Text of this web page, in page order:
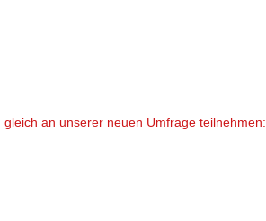
an unserer neuen Umfrage teilnehmen: